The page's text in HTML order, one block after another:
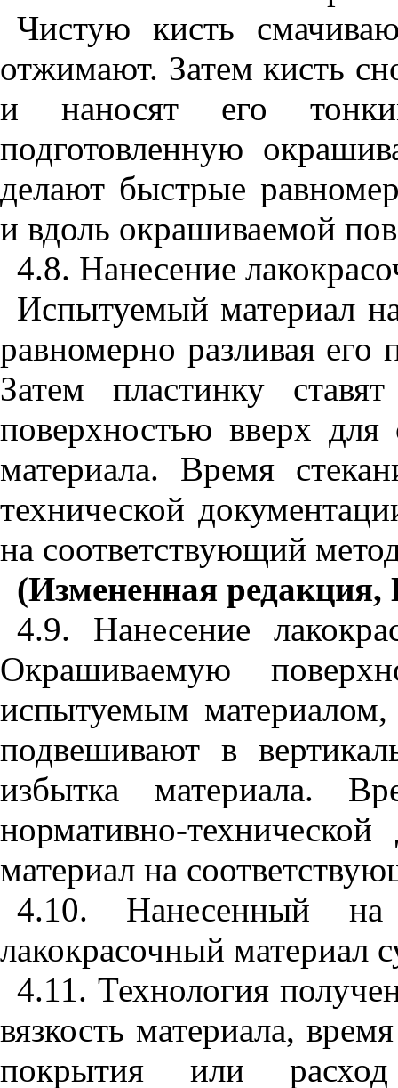
Чистую кисть
отжимают. Затем кисть
и наносят его
подготовленную
делают быстрые
и вдоль окрашиваемой
4.8. Нанесение
Испытуемый материал
равномерно разливая его
Затем пластинку
поверхностью вверх для
материала. Время
технической
на соответствующий
(Измененная
4.9. Нанесение
Окрашиваемую
испытуемым
подвешивают в
избытка материала.
нормативно-
материал на
4.10. Нанесенный на
лакокрасочный материал
4.11. Технология
вязкость материала,
покрытия или расход